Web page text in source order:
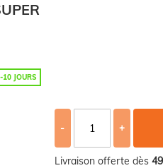
JOURS
- +
Livraison offerte dès